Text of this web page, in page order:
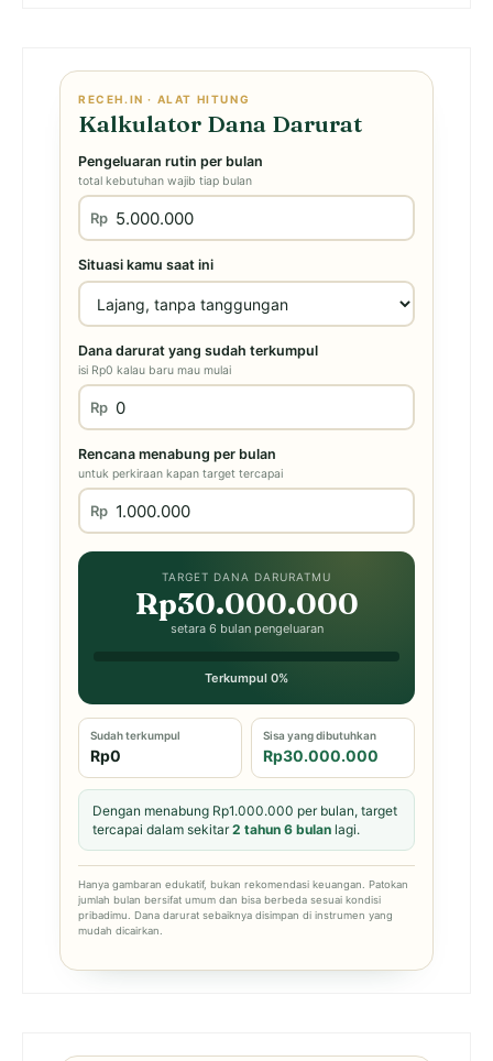
RECEH.IN · ALAT HITUNG
Kalkulator Dana Darurat
Pengeluaran rutin per bulan
total kebutuhan wajib tiap bulan
Rp
Situasi kamu saat ini
Dana darurat yang sudah terkumpul
isi Rp0 kalau baru mau mulai
Rp
Rencana menabung per bulan
untuk perkiraan kapan target tercapai
Rp
TARGET DANA DARURATMU
Rp30.000.000
setara 6 bulan pengeluaran
Terkumpul 0%
Sudah terkumpul
Rp0
Sisa yang dibutuhkan
Rp30.000.000
Dengan menabung Rp1.000.000 per bulan, target
tercapai dalam sekitar2 tahun 6 bulan lagi.
Hanya gambaran edukatif, bukan rekomendasi keuangan. Patokan
jumlah bulan bersifat umum dan bisa berbeda sesuai kondisi
pribadimu. Dana darurat sebaiknya disimpan di instrumen yang
mudah dicairkan.